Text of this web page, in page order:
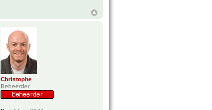
Christophe
Beheerder